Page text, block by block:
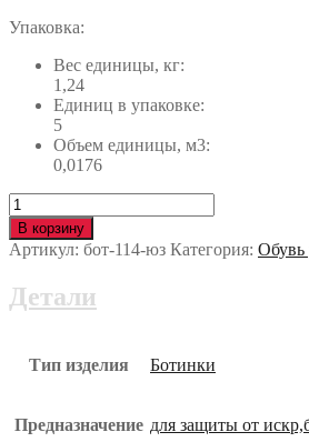
Упаковка:
Вес единицы, кг:
1,24
Единиц в упаковке:
5
Объем единицы, м3:
0,0176
Количество
Ботинки
TURBO
шерст.
бот-114-
В корзину
Артикул: бот-114-юз Категория: Обувь
Детали
Тип изделия Ботинки
Предназначение для защиты от